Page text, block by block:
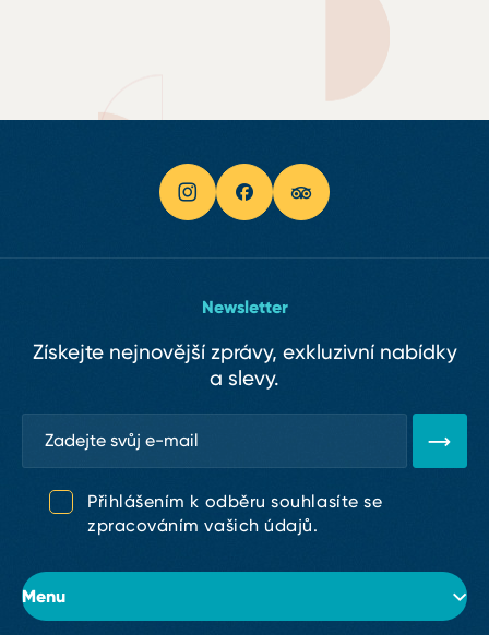
Menu
Newsletter
Získejte nejnovější zprávy, exkluzivní nabídky
a slevy.
Přihlášením k odběru souhlasíte se
zpracováním vašich údajů.